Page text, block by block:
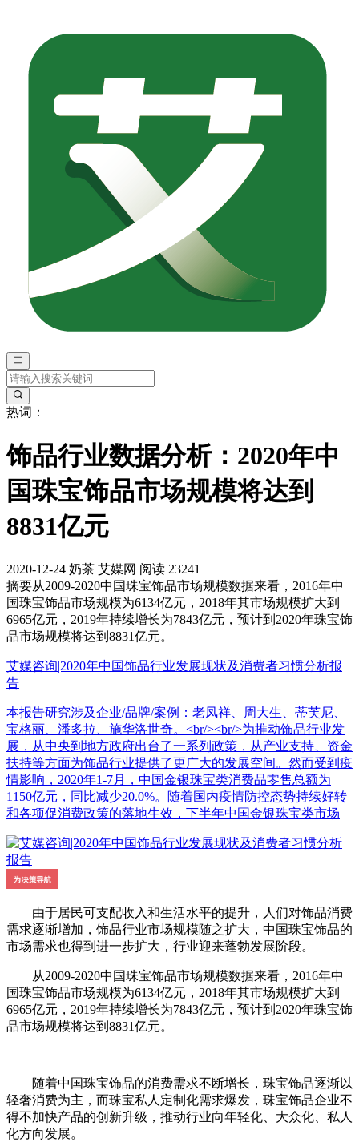
热词：
饰品行业数据分析：2020年中
国珠宝饰品市场规模将达到
8831亿元
2020-12-24 奶茶 艾媒网 阅读 23241
摘要从2009-2020中国珠宝饰品市场规模数据来看，2016年中
国珠宝饰品市场规模为6134亿元，2018年其市场规模扩大到
6965亿元，2019年持续增长为7843亿元，预计到2020年珠宝饰
品市场规模将达到8831亿元。
艾媒咨询|2020年中国饰品行业发展现状及消费者习惯分析报
告
本报告研究涉及企业/品牌/案例：老凤祥、周大生、蒂芙尼、
宝格丽、潘多拉、施华洛世奇。<br/><br/>为推动饰品行业发
展，从中央到地方政府出台了一系列政策，从产业支持、资金
扶持等方面为饰品行业提供了更广大的发展空间。然而受到疫
情影响，2020年1-7月，中国金银珠宝类消费品零售总额为
1150亿元，同比减少20.0%。随着国内疫情防控态势持续好转
和各项促消费政策的落地生效，下半年中国金银珠宝类市场
由于居民可支配收入和生活水平的提升，人们对饰品消费
需求逐渐增加，饰品行业市场规模随之扩大，中国珠宝饰品的
市场需求也得到进一步扩大，行业迎来蓬勃发展阶段。
从2009-2020中国珠宝饰品市场规模数据来看，2016年中
国珠宝饰品市场规模为6134亿元，2018年其市场规模扩大到
6965亿元，2019年持续增长为7843亿元，预计到2020年珠宝饰
品市场规模将达到8831亿元。
随着中国珠宝饰品的消费需求不断增长，珠宝饰品逐渐以
轻奢消费为主，而珠宝私人定制化需求爆发，珠宝饰品企业不
得不加快产品的创新升级，推动行业向年轻化、大众化、私人
化方向发展。